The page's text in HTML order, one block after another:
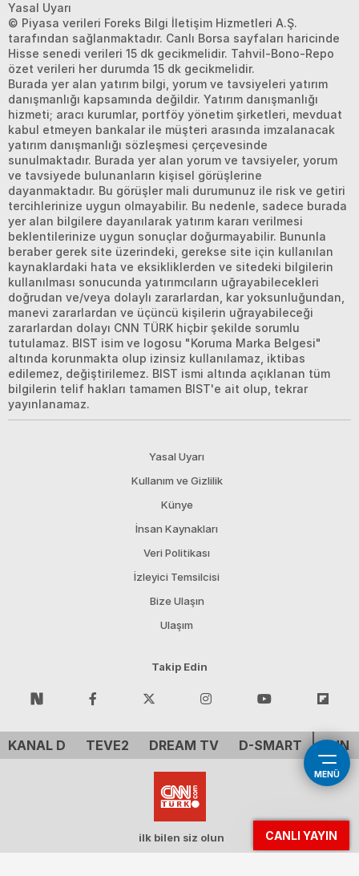
MENÜ
CANLI YAYIN
Yasal Uyarı
© Piyasa verileri Foreks Bilgi İletişim Hizmetleri A.Ş.
tarafından sağlanmaktadır. Canlı Borsa sayfaları haricinde
Hisse senedi verileri 15 dk gecikmelidir. Tahvil-Bono-Repo
özet verileri her durumda 15 dk gecikmelidir.
Burada yer alan yatırım bilgi, yorum ve tavsiyeleri yatırım
danışmanlığı kapsamında değildir. Yatırım danışmanlığı
hizmeti; aracı kurumlar, portföy yönetim şirketleri, mevduat
kabul etmeyen bankalar ile müşteri arasında imzalanacak
yatırım danışmanlığı sözleşmesi çerçevesinde
sunulmaktadır. Burada yer alan yorum ve tavsiyeler, yorum
ve tavsiyede bulunanların kişisel görüşlerine
dayanmaktadır. Bu görüşler mali durumunuz ile risk ve getiri
tercihlerinize uygun olmayabilir. Bu nedenle, sadece burada
yer alan bilgilere dayanılarak yatırım kararı verilmesi
beklentilerinize uygun sonuçlar doğurmayabilir. Bununla
beraber gerek site üzerindeki, gerekse site için kullanılan
kaynaklardaki hata ve eksikliklerden ve sitedeki bilgilerin
kullanılması sonucunda yatırımcıların uğrayabilecekleri
doğrudan ve/veya dolaylı zararlardan, kar yoksunluğundan,
manevi zararlardan ve üçüncü kişilerin uğrayabileceği
zararlardan dolayı CNN TÜRK hiçbir şekilde sorumlu
tutulamaz. BIST isim ve logosu "Koruma Marka Belgesi"
altında korunmakta olup izinsiz kullanılamaz, iktibas
edilemez, değiştirilemez. BIST ismi altında açıklanan tüm
bilgilerin telif hakları tamamen BIST'e ait olup, tekrar
yayınlanamaz.
Yasal Uyarı
Kullanım ve Gizlilik
Künye
İnsan Kaynakları
Veri Politikası
İzleyici Temsilcisi
Bize Ulaşın
Ulaşım
Takip Edin
KANAL D TEVE2 DREAM TV D-SMART CNN
ilk bilen siz olun